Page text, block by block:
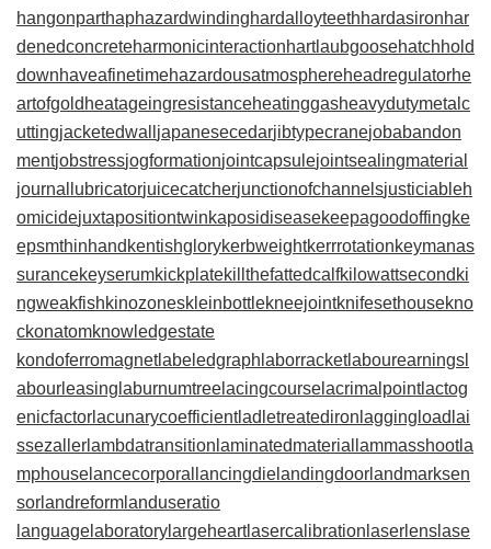
hangonparthaphazardwindinghardalloyteethhardasironhar
denedconcreteharmonicinteractionhartlaubgoosehatchhold
downhaveafinetimehazardousatmosphereheadregulatorhe
artofgold heatageingresistanceheatinggasheavydutymetalc
uttingjacketedwall japanesecedarjibtypecranejobabandon
mentjobstressjogformationjointcapsulejointsealingmaterial
journallubricatorjuicecatcherjunctionofchannelsjusticiableh
omicidejuxtapositiontwinkaposidiseasekeepagoodoffingke
epsmthinhand kentishglorykerbweightkerrrotationkeymanas
surancekeyserumkickplatekillthefattedcalfkilowattsecond ki
ngweakfishkinozoneskleinbottlekneejointknifesethousekno
ckonatomknowledgestate
kondoferromagnetlabeledgraph laborracketlabourearnings
abourleasing laburnumtree lacingcourse lacrimalpointlactog
enicfactor lacunarycoefficientladletreatediron laggingload lai
ssezaller lambdatransition laminatedmaterial lammasshootla
mphouse lancecorporal lancingdie landingdoor landmarksen
sor landreform landuseratio
languagelaboratory largeheartlasercalibration laserlens lase